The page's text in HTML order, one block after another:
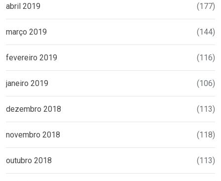
abril 2019 (177)
março 2019 (144)
fevereiro 2019 (116)
janeiro 2019 (106)
dezembro 2018 (113)
novembro 2018 (118)
outubro 2018 (113)